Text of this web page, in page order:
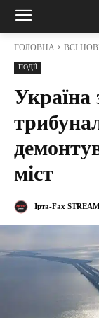
ГОЛОВНА ВСІ
ПОДІЇ
Україна
міст
Ірта-Fax STREAM